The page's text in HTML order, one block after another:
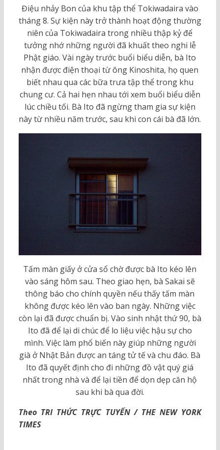
Điệu nhảy Bon của khu tập thể Tokiwadaira vào
tháng 8. Sự kiện này trở thành hoạt động thường
niên của Tokiwadaira trong nhiều thập kỷ để
tưởng nhớ những người đã khuất theo nghi lễ
Phật giáo. Vài ngày trước buổi biểu diễn, bà Ito
nhận được điện thoại từ ông Kinoshita, họ quen
biết nhau qua các bữa trưa tập thể trong khu
chung cư. Cả hai hẹn nhau tới xem buổi biểu diễn
lúc chiều tối. Bà Ito đã ngừng tham gia sự kiện
này từ nhiều năm trước, sau khi con cái bà đã lớn.
Tấm màn giấy ở cửa sổ chờ được bà Ito kéo lên
vào sáng hôm sau. Theo giao hẹn, bà Sakai sẽ
thông báo cho chính quyền nếu thấy tấm màn
không được kéo lên vào ban ngày. Những việc
còn lại đã được chuẩn bị. Vào sinh nhật thứ 90, bà
Ito đã để lại di chúc để lo liệu việc hậu sự cho
mình. Việc làm phổ biến này giúp những người
già ở Nhật Bản được an táng tử tế và chu đáo. Bà
Ito đã quyết định cho đi những đồ vật quý giá
nhất trong nhà và để lại tiền để dọn dẹp căn hộ
sau khi bà qua đời.
Theo TRI THỨC TRỰC TUYẾN / THE NEW YORK
TIMES